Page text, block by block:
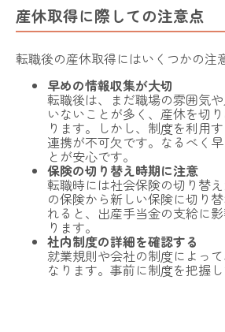
産休取得に際しての注意点
転職後の産休取得にはいくつかの注
早めの情報収集が大切
転職後は、まだ職場の雰囲気
いないことが多く、産休を切
ります。しかし、制度を利用
連携が不可欠です。なるべく
とが安心です。
保険の切り替え時期に注意
転職時には社会保険の切り替
の保険から新しい保険に切り
れると、出産手当金の支給に
ります。
社内制度の詳細を確認する
就業規則や会社の制度によっ
なります。事前に制度を把握し